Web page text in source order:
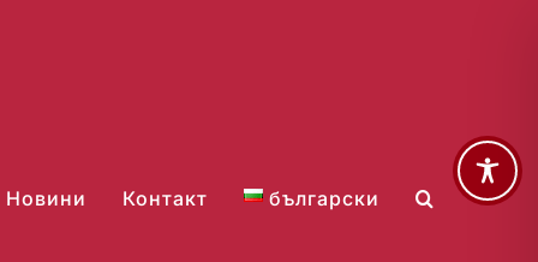
Новини Контакт български